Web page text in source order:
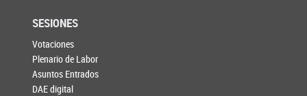
SESIONES
Votaciones
Plenario de Labor
Asuntos Entrados
DAE digital